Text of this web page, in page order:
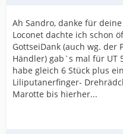
Ah Sandro, danke für
Loconet dachte ich schon
GottseiDank (auch wg.
Händler) gab`s mal für UT
habe gleich 6 Stück plus
Liliputanerfinger-
Marotte bis hierher...